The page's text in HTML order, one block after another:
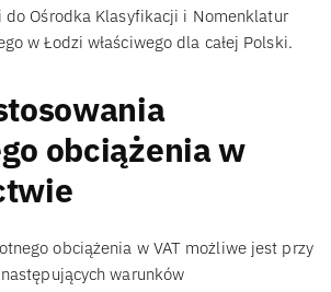
Ośrodka Klasyfikacji i Nomenklatur
w Łodzi właściwego dla całej Polski.
obciążenia w
obciążenia w VAT możliwe jest przy
warunków